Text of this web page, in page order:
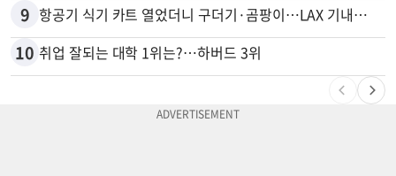
9 항공기 식기 카트 열었더니 구더기·곰팡이…LAX 기내식 업체 논란
10 취업 잘되는 대학 1위는?…하버드 3위